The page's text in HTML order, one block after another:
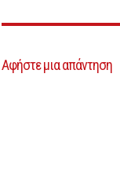
Αφήστε μια απάντηση